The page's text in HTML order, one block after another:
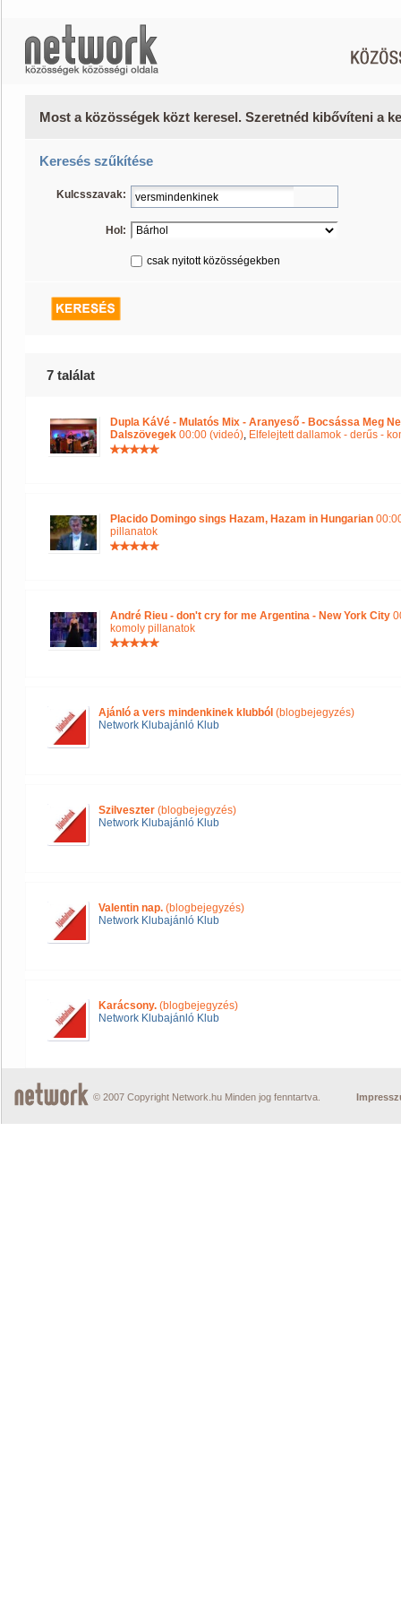
Most a közösségek közt keresel. Szeretnéd kibővíteni a
Keresés szűkítése
Kulcsszavak:
Hol:
csak nyitott közösségekben
7 találat
Dupla KáVé - Mulatós Mix - Aranyeső - Bocsássa Meg
Dalszövegek 00:00 (videó), Elfelejtett dallamok - derűs -
Placido Domingo sings Hazam, Hazam in Hungarian
pillanatok
André Rieu - don't cry for me Argentina - New York City
komoly pillanatok
Ajánló a vers mindenkinek klubból (blogbejegyzés)
Network Klubajánló Klub
Szilveszter (blogbejegyzés)
Network Klubajánló Klub
Valentin nap. (blogbejegyzés)
Network Klubajánló Klub
Karácsony. (blogbejegyzés)
Network Klubajánló Klub
© 2007 Copyright Network.hu Minden jog fenntartva.